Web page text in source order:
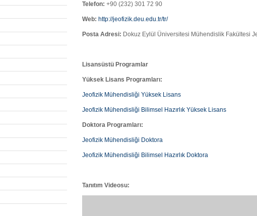
Telefon: +90 (232) 301 72 90
Web: http://jeofizik.deu.edu.tr/tr/
Posta Adresi: Dokuz Eylül Üniversitesi Mühendislik Fakültesi
Lisansüstü Programlar
Yüksek Lisans Programları:
Jeofizik Mühendisliği Yüksek Lisans
Jeofizik Mühendisliği Bilimsel Hazırlık Yüksek Lisans
Doktora Programları:
Jeofizik Mühendisliği Doktora
Jeofizik Mühendisliği Bilimsel Hazırlık Doktora
Tanıtım Videosu: